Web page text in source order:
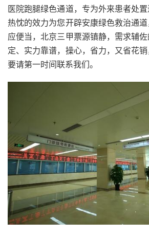
医院跑腿绿色通道，专为外来患者处
热忱的效力为您开辟安康绿色救治通
应便当，北京三甲票源镇静，需求辅
定、实力靠谱，操心，省力，又省花
要请第一时间联系我们。